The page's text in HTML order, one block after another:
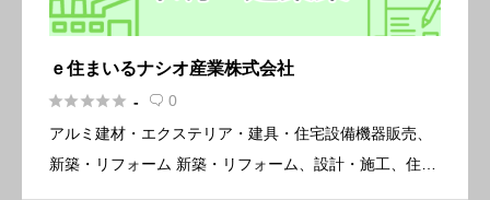
ｅ住まいるナシオ産業株式会社
 -  0
アルミ建材・エクステリア・建具・住宅設備機器販売、
新築・リフォーム 新築・リフォーム、設計・施工、住宅